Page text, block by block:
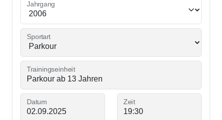
Jahrgang
Sportart
Trainingseinheit
Datum Zeit